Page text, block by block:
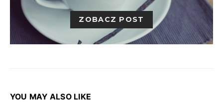
ZOBACZ POST
YOU MAY ALSO LIKE